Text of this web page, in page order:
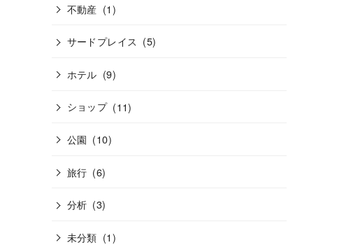
不動産 (1)
サードプレイス (5)
ホテル (9)
ショップ (11)
公園 (10)
旅行 (6)
分析 (3)
未分類 (1)